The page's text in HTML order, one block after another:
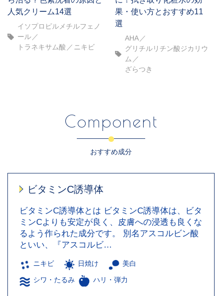
人気クリーム14選
イソプロピルメチルフェノ
ール
トラネキサム酸
ニキビ
果・使い方とおすすめ11
選
AHA
グリチルリチン酸ジカリウ
ム
ざらつき
Component
おすすめ成分
ビタミンC誘導体
ビタミンC誘導体とは ビタミンC誘導体は、ビタ
ミンCよりも安定が良く、皮膚への浸透も良くな
るよう作られた成分です。 別名アスコルビン酸
といい、『アスコルビ…
ニキビ 日焼け 美白
シワ・たるみ ハリ・弾力